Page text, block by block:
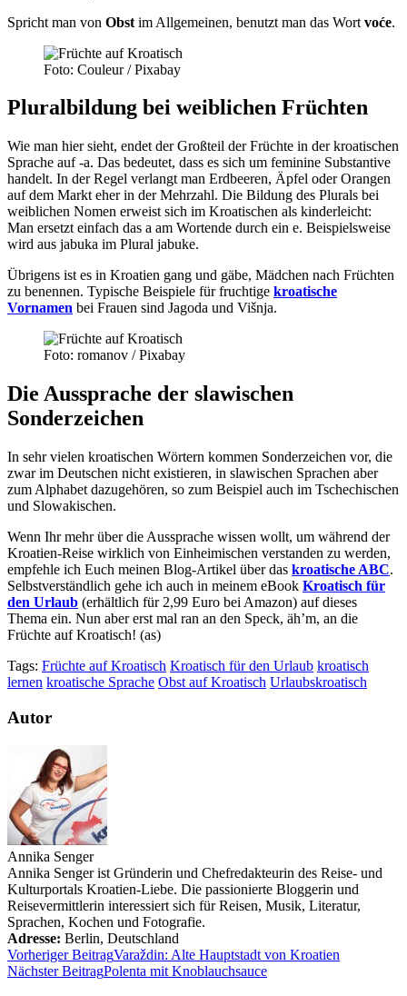
Spricht man von Obst im Allgemeinen, benutzt man das Wort voće.
Foto: Couleur / Pixabay
Pluralbildung bei weiblichen Früchten
Wie man hier sieht, endet der Großteil der Früchte in der kroatischen
Sprache auf -a. Das bedeutet, dass es sich um feminine Substantive
handelt. In der Regel verlangt man Erdbeeren, Äpfel oder Orangen
auf dem Markt eher in der Mehrzahl. Die Bildung des Plurals bei
weiblichen Nomen erweist sich im Kroatischen als kinderleicht:
Man ersetzt einfach das a am Wortende durch ein e. Beispielsweise
wird aus jabuka im Plural jabuke.
Übrigens ist es in Kroatien gang und gäbe, Mädchen nach Früchten
zu benennen. Typische Beispiele für fruchtige kroatische
Vornamen bei Frauen sind Jagoda und Višnja.
Foto: romanov / Pixabay
Die Aussprache der slawischen
Sonderzeichen
In sehr vielen kroatischen Wörtern kommen Sonderzeichen vor, die
zwar im Deutschen nicht existieren, in slawischen Sprachen aber
zum Alphabet dazugehören, so zum Beispiel auch im Tschechischen
und Slowakischen.
Wenn Ihr mehr über die Aussprache wissen wollt, um während der
Kroatien-Reise wirklich von Einheimischen verstanden zu werden,
empfehle ich Euch meinen Blog-Artikel über das kroatische ABC.
Selbstverständlich gehe ich auch in meinem eBook Kroatisch für
den Urlaub (erhältlich für 2,99 Euro bei Amazon) auf dieses
Thema ein. Nun aber erst mal ran an den Speck, äh’m, an die
Früchte auf Kroatisch! (as)
Tags: Früchte auf Kroatisch Kroatisch für den Urlaub kroatisch
lernen kroatische Sprache Obst auf Kroatisch Urlaubskroatisch
Autor
Annika Senger
Annika Senger ist Gründerin und Chefredakteurin des Reise- und
Kulturportals Kroatien-Liebe. Die passionierte Bloggerin und
Reisevermittlerin interessiert sich für Reisen, Musik, Literatur,
Sprachen, Kochen und Fotografie.
Adresse: Berlin, Deutschland
Vorheriger BeitragVaraždin: Alte Hauptstadt von Kroatien
Nächster BeitragPolenta mit Knoblauchsauce